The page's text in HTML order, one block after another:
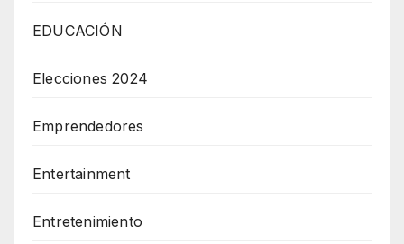
EDUCACIÓN
Elecciones 2024
Emprendedores
Entertainment
Entretenimiento